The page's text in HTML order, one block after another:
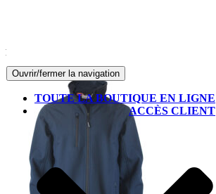
Ouvrir/fermer la navigation
TOUTE LA BOUTIQUE EN LIGNE
ACCÈS CLIENT
Produits les mieux notés